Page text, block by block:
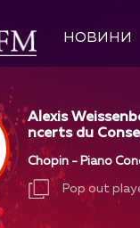
НОВИНИ
Alexis
ncerts du
Chopin - Piano
Pop out